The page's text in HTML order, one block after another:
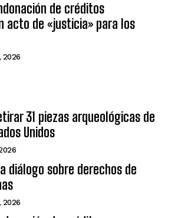
de créditos
acto de «justicia» para los
2026
31 piezas arqueológicas de
Unidos
diálogo sobre derechos de
2026